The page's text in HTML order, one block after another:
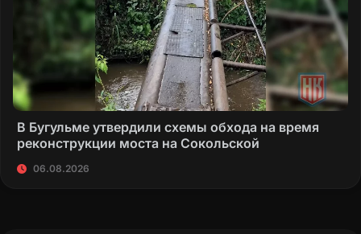
В Бугульме утвердили схемы обхода на время
реконструкции моста на Сокольской
06.08.2026